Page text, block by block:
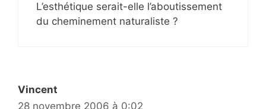
L’esthétique serait-elle l’aboutissement
du cheminement naturaliste ?
Vincent
28 novembre 2006 à 0:02